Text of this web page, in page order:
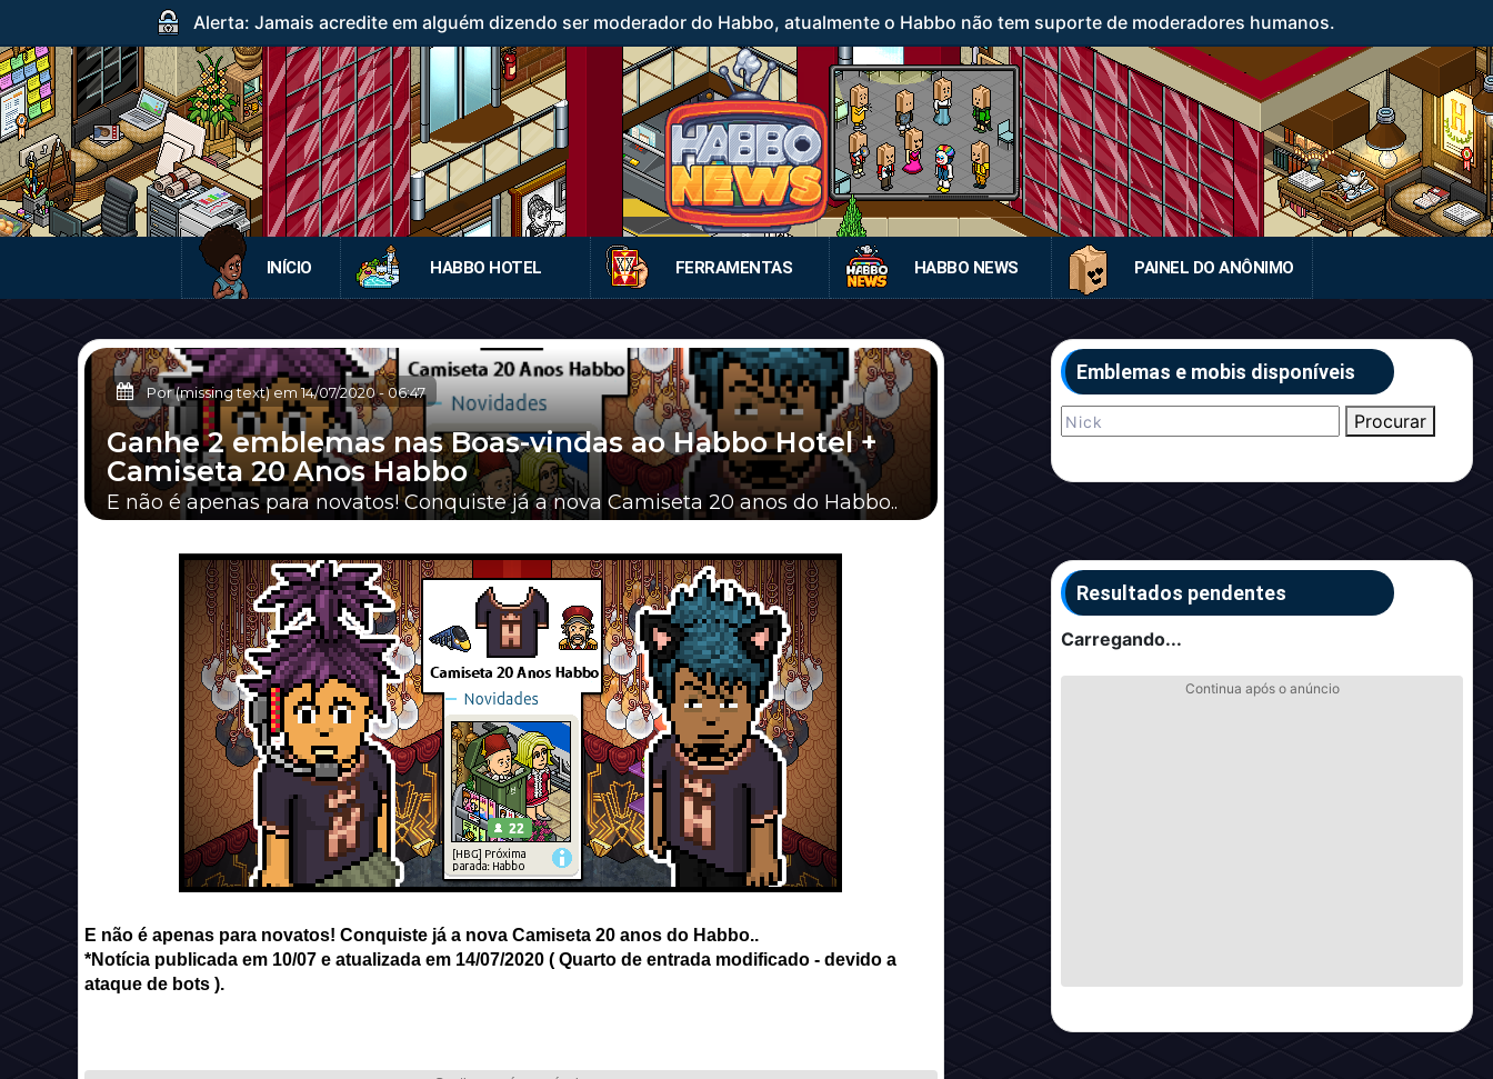
Alerta: Jamais acredite em alguém dizendo ser moderador do Habbo, atualmente o Habbo não tem suporte de moderadores humanos.
INÍCIO HABBO HOTEL FERRAMENTAS HABBO NEWS PAINEL DO ANÔNIMO
Por (missing text) em14/07/2020-06:47
Ganhe 2 emblemas nas Boas-vindas ao Habbo Hotel +
Camiseta 20 Anos Habbo
E não é apenas para novatos! Conquiste já a nova Camiseta 20 anos do Habbo..
E não é apenas para novatos! Conquiste já a nova Camiseta 20 anos do Habbo..
*Notícia publicada em 10/07 e atualizada em 14/07/2020 ( Quarto de entrada modificado - devido a
ataque de bots ).
Emblemas e mobis disponíveis
Procurar
Resultados pendentes
Carregando...